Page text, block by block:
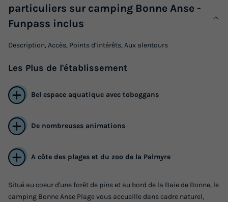
particuliers sur camping Bonne Anse -
Funpass inclus
Description, Accès, Points d’intérêts, Aux alentours
Les Plus de l'établissement
Bel espace aquatique avec toboggans
De nombreuses animations
A côte des plages et du zoo de la Palmyre
Situé au coeur d'une forêt de pins et au bord de la Baie de Bonne, le
camping Bonne Anse Plage vous accueille dans cadre naturel,